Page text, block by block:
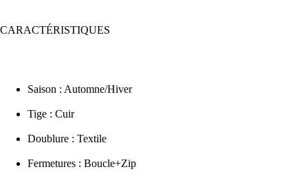
CARACTÉRISTIQUES
Saison : Automne/Hiver
Tige : Cuir
Doublure : Textile
Fermetures : Boucle+Zip